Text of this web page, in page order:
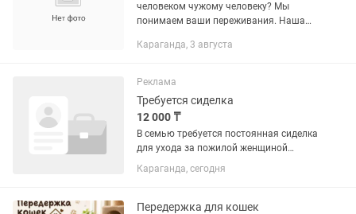
человеком чужому человеку? Мы
понимаем ваши переживания. Наша
проверенных, опытных и душевных
тяжелобольных...
Караганда, 3 августа
Реклама
Требуется сиделка
12 000 ₸
В семью требуется постоянная сиделка
для ухода за пожилой женщиной
Обязанности: •Помощь в
передвижении (паралич руки и ноги с
приема пищи и лекарств. •Общение,...
Караганда, сегодня
Передержка для кошек